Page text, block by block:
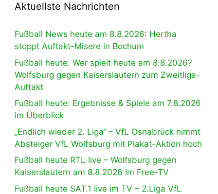
Aktuellste Nachrichten
Fußball News heute am 8.8.2026: Hertha
stoppt Auftakt-Misere in Bochum
Fußball heute: Wer spielt heute am 8.8.2026?
Wolfsburg gegen Kaiserslautern zum Zweitliga-
Auftakt
Fußball heute: Ergebnisse & Spiele am 7.8.2026
im Überblick
„Endlich wieder 2. Liga“ – VfL Osnabrück nimmt
Absteiger VfL Wolfsburg mit Plakat-Aktion hoch
Fußball heute RTL live – Wolfsburg gegen
Kaiserslautern am 8.8.2026 im Free-TV
Fußball heute SAT.1 live im TV – 2.Liga VfL